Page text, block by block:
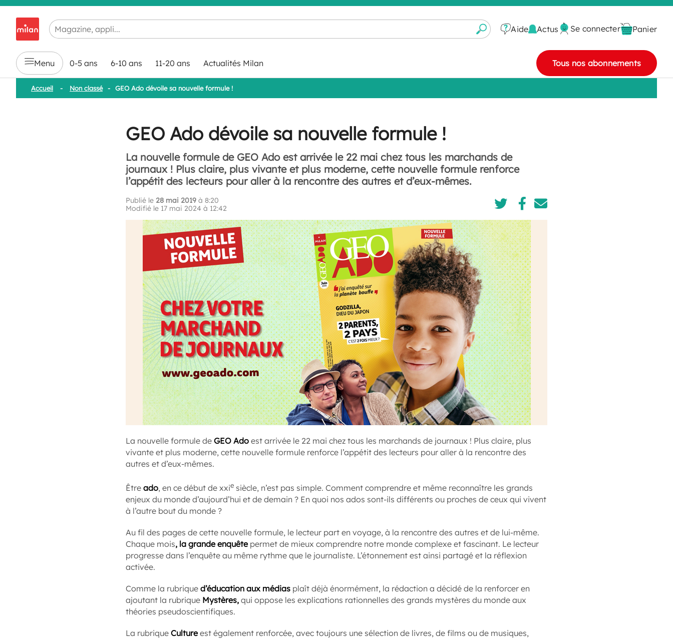
Chargement en cours...
Aide Actus Se connecter Panier
Menu 0-5 ans 6-10 ans 11-20 ans Actualités Milan Tous nos abonnements
Accueil - Non classé - GEO Ado dévoile sa nouvelle formule !
GEO Ado dévoile sa nouvelle formule !
La nouvelle formule de GEO Ado est arrivée le 22 mai chez tous les marchands de
journaux ! Plus claire, plus vivante et plus moderne, cette nouvelle formule renforce
l’appétit des lecteurs pour aller à la rencontre des autres et d’eux-mêmes.
Publié le 28 mai 2019 à 8:20
Modifié le 17 mai 2024 à 12:42
La nouvelle formule de GEO Ado est arrivée le 22 mai chez tous les marchands de journaux ! Plus claire, plus
vivante et plus moderne, cette nouvelle formule renforce l’appétit des lecteurs pour aller à la rencontre des
autres et d’eux-mêmes.
Être ado, en ce début de xxie siècle, n’est pas simple. Comment comprendre et même reconnaître les grands
enjeux du monde d’aujourd’hui et de demain ? En quoi nos ados sont-ils différents ou proches de ceux qui vivent
à l’autre bout du monde ?
Au fil des pages de cette nouvelle formule, le lecteur part en voyage, à la rencontre des autres et de lui-même.
Chaque mois, la grande enquêtepermet de mieux comprendre notre monde complexe et fascinant. Le lecteur
progresse dans l’enquête au même rythme que le journaliste. L’étonnement est ainsi partagé et la réflexion
activée.
Comme la rubrique d’éducation aux médias plaît déjà énormément, la rédaction a décidé de la renforcer en
ajoutant la rubrique Mystères, qui oppose les explications rationnelles des grands mystères du monde aux
théories pseudoscientifiques.
La rubrique Cultureest également renforcée, avec toujours une sélection de livres, de films ou de musiques,